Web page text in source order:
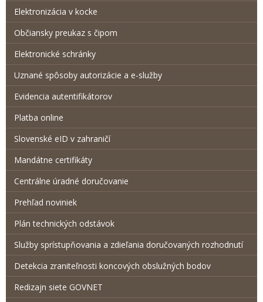
Elektronizácia v kocke
Občiansky preukaz s čipom
Elektronické schránky
Uznané spôsoby autorizácie a e-služby
Evidencia autentifikátorov
Platba online
Slovenské eID v zahraničí
Mandátne certifikáty
Centrálne úradné doručovanie
Prehľad noviniek
Plán technických odstávok
Služby sprístupňovania a zdieľania doručovaných rozhodnutí
Detekcia zraniteľnosti koncových obslužných bodov
Redizajn siete GOVNET